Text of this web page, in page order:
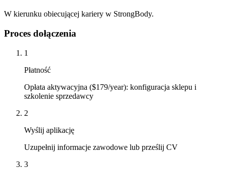
W kierunku obiecującej kariery w StrongBody.
Proces dołączenia
1
Płatność
Opłata aktywacyjna ($179/year): konfiguracja sklepu i
szkolenie sprzedawcy
2
Wyślij aplikację
Uzupełnij informacje zawodowe lub prześlij CV
3